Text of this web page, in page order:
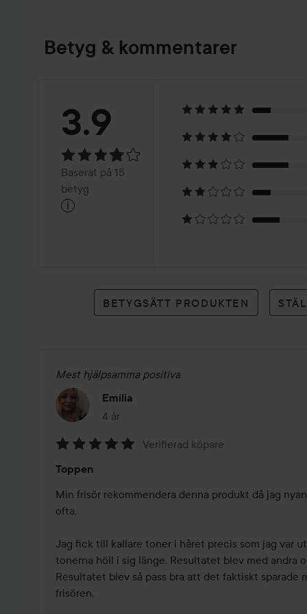
Betyg & kommentarer
Betyg:
3.9Baserat
på
betyg
3.9
Baserat på 15
betyg
i
BETYGSÄTT PRODUKTEN
Mest hjälpsamma positiva
Emilia
4 år
Inlägget skapades 4 år
5
av
5
Verifierad köpare
Toppen
Min frisör rekommendera denna produkt då jag
ofta.
Jag fick till kallare toner i håret precis som jag var
tonerna höll i sig länge. Resultatet blev med andra
Resultatet blev så pass bra att det faktiskt sparade
frisören.